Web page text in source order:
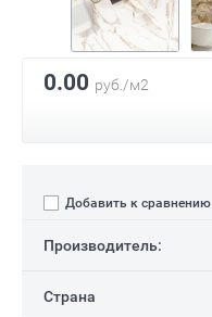
0.00 руб./м2
Добавить к сравнению
Производитель:
Страна